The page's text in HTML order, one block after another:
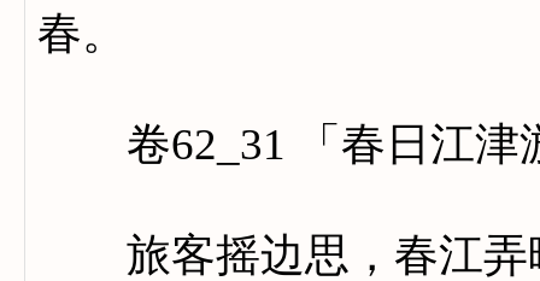
春。
卷62_31 「春日江津
旅客摇边思，春江弄